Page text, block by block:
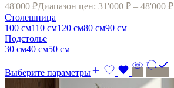
48'000 ₽Диапазон цен: 31'000 ₽ – 48'000 ₽
Cтолешница
100 см110 см120 cм80 cм90 см
Подстолье
30 см40 см50 см
Выберите параметры